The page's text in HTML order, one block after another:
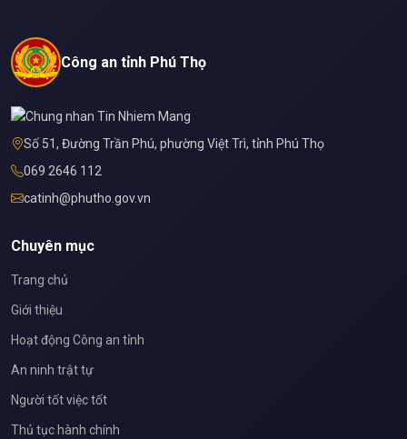
Công an tỉnh Phú Thọ
Số 51, Đường Trần Phú, phường Việt Trì, tỉnh Phú Thọ
069 2646 112
catinh@phutho.gov.vn
Chuyên mục
Trang chủ
Giới thiệu
Hoạt động Công an tỉnh
An ninh trật tự
Người tốt việc tốt
Thủ tục hành chính